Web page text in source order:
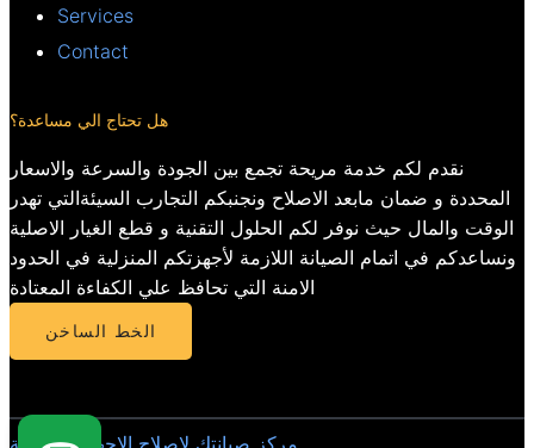
Services
Contact
هل تحتاج الي مساعدة؟
نقدم لكم خدمة مريحة تجمع بين الجودة والسرعة والاسعار
المحددة و ضمان مابعد الاصلاح ونجنبكم التجارب السيئةالتي تهدر
الوقت والمال حيث نوفر لكم الحلول التقنية و قطع الغيار الاصلية
ونساعدكم في اتمام الصيانة اللازمة لأجهزتكم المنزلية في الحدود
الامنة التي تحافظ علي الكفاءة المعتادة
الخط الساخن
مركز صيانتك لاصلاح الاجهزة المنزلية